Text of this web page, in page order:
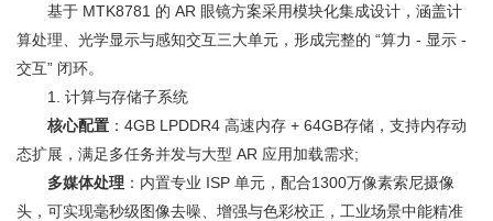
基于 MTK8781 的 AR 眼镜方案采用模块化集成设计，涵盖计
算处理、光学显示与感知交互三大单元，形成完整的 “算力 - 显示 -
交互” 闭环。
1. 计算与存储子系统
核心配置 ：4GB LPDDR4 高速内存 + 64GB存储，支持内存动
态扩展，满足多任务并发与大型 AR 应用加载需求;
多媒体处理 ：内置专业 ISP 单元，配合1300万像素索尼摄像
头，可实现毫秒级图像去噪、增强与色彩校正，工业场景中能精准